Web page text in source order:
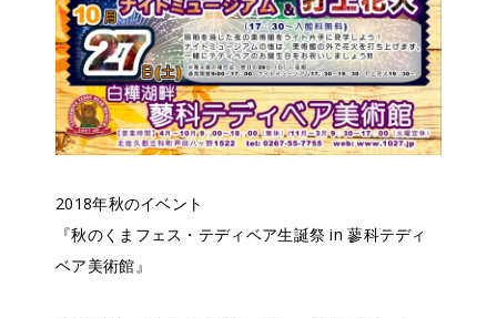
2018年秋のイベント
『秋のくまフェス・テディベア生誕祭 in 蓼科テディ
ベア美術館』